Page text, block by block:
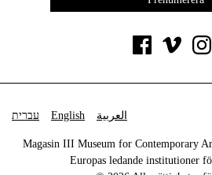
עברית English العربية
Magasin III Museum for Contemporary
Europas ledande institutioner